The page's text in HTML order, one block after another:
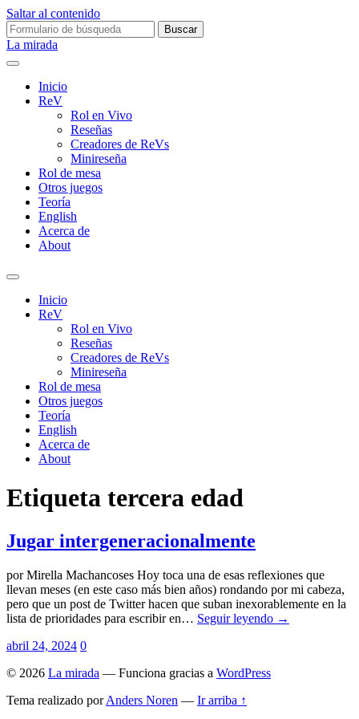
Saltar al contenido
Buscar:
La mirada
Inicio
ReV
Rol en Vivo
Reseñas
Creadores de ReVs
Minireseña
Rol de mesa
Otros juegos
Teoría
English
Acerca de
About
Alternar
campoInicio
ReV
Rol en Vivo
Reseñas
Creadores de ReVs
Minireseña
Rol de mesa
Otros juegos
Teoría
English
Acerca de
About
Etiqueta tercera edad
Jugar intergeneracionalmente
por Mirella Machancoses Hoy toca una de esas reflexiones que
llevan meses (en este caso más bien años) rondando por mi cabeza,
pero que un post de Twitter hacen que suban inexorablemente en la
lista de prioridades para escribir en… Seguir leyendo →
abril 24, 2024 0
© 2026 La mirada — Funciona gracias a WordPress
Tema realizado porAnders Noren — Ir arriba ↑